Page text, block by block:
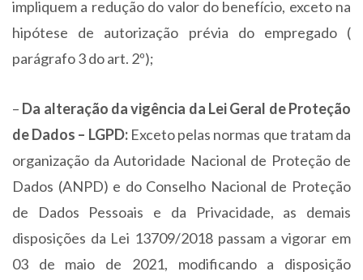
impliquem a redução do valor do benefício, exceto na
hipótese de autorização prévia do empregado (
parágrafo 3 do art. 2º);
– Da alteração da vigência da Lei Geral de Proteção
de Dados – LGPD:Exceto pelas normas que tratam da
organização da Autoridade Nacional de Proteção de
Dados (ANPD) e do Conselho Nacional de Proteção
de Dados Pessoais e da Privacidade, as demais
disposições da Lei 13709/2018 passam a vigorar em
03 de maio de 2021, modificando a disposição